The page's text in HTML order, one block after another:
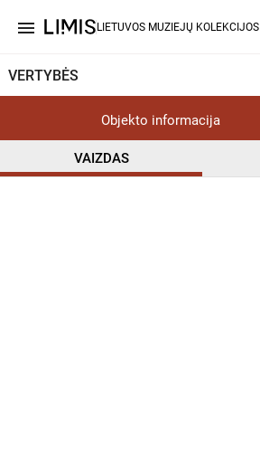
menu LIETUVOS MUZIEJŲ KOLEKCIJOS
VERTYBĖS
Objekto informacija
VAIZDAS